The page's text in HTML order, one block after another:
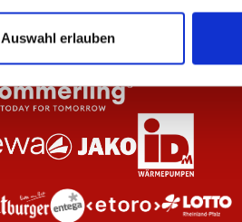
Auswahl erlauben